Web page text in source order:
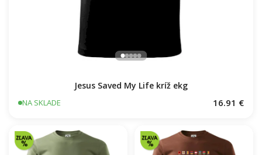
Jesus Saved My Life kríž ekg
NA SKLADE 16.91 €